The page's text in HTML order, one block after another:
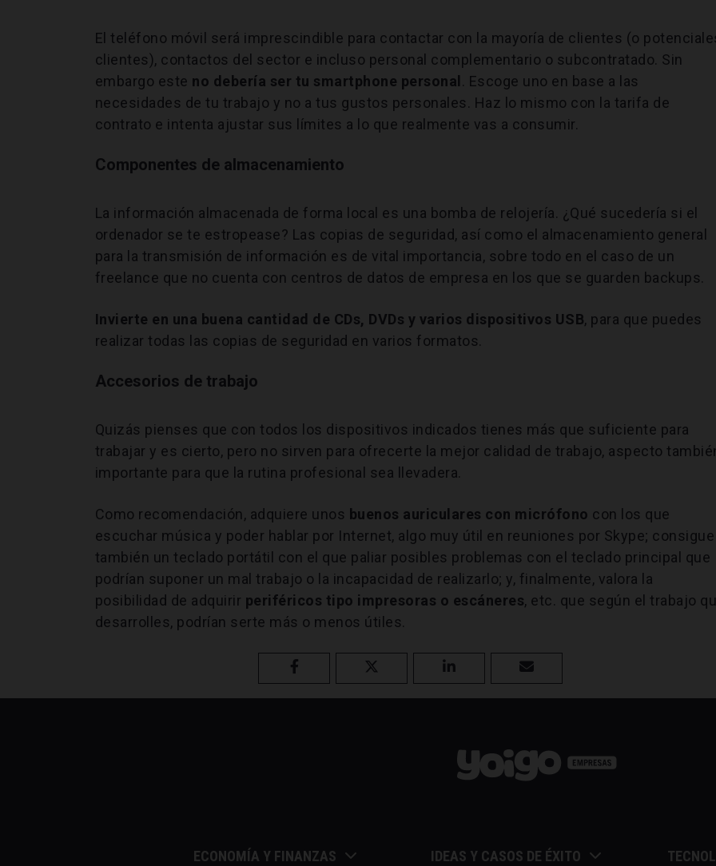
El teléfono móvil será imprescindible para contactar con la mayoría de clientes (o
clientes), contactos del sector e incluso personal complementario o subcontratado. Sin
embargo este no debería ser tu smartphone personal. Escoge uno en base a las
necesidades de tu trabajo y no a tus gustos personales. Haz lo mismo con la tarifa de
contrato e intenta ajustar sus límites a lo que realmente vas a consumir.
Componentes de almacenamiento
La información almacenada de forma local es una bomba de relojería. ¿Qué sucedería si el
ordenador se te estropease? Las copias de seguridad, así como el almacenamiento general
para la transmisión de información es de vital importancia, sobre todo en el caso de un
freelance que no cuenta con centros de datos de empresa en los que se guarden backups.
Invierte en una buena cantidad de CDs, DVDs y varios dispositivos USB, para que puedes
realizar todas las copias de seguridad en varios formatos.
Accesorios de trabajo
Quizás pienses que con todos los dispositivos indicados tienes más que suficiente para
trabajar y es cierto, pero no sirven para ofrecerte la mejor calidad de trabajo, aspecto
importante para que la rutina profesional sea llevadera.
Como recomendación, adquiere unos buenos auriculares con micrófono con los que
escuchar música y poder hablar por Internet, algo muy útil en reuniones por Skype; consigue
también un teclado portátil con el que paliar posibles problemas con el teclado principal que
podrían suponer un mal trabajo o la incapacidad de realizarlo; y, finalmente, valora la
posibilidad de adquirir periféricos tipo impresoras o escáneres, etc. que según el trabajo
desarrolles, podrían serte más o menos útiles.
ECONOMÍA Y FINANZAS IDEAS Y CASOS DE ÉXITO